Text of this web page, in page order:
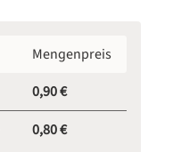
Mengenpreis
0,90 €
0,80 €